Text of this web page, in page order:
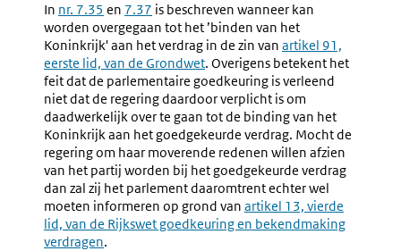
Uitdrukking
Brengen
Van
De
Instemming
Door
Een
Verdrag
Gebonden
Te
Worden
(nr.
7.39)
In nr. 7.35 en 7.37 is beschreven wanneer kan
worden overgegaan tot het ’binden van het
Koninkrijk' aan het verdrag in de zin van Externe
link:
artikel 91,
eerste lid, van de Grondwet. Overigens betekent het
feit dat de parlementaire goedkeuring is verleend
niet dat de regering daardoor verplicht is om
daadwerkelijk over te gaan tot de binding van het
Koninkrijk aan het goedgekeurde verdrag. Mocht de
regering om haar moverende redenen willen afzien
van het partij worden bij het goedgekeurde verdrag
dan zal zij het parlement daaromtrent echter wel
moeten informeren op grond van Externe
link:
artikel 13, vierde
lid, van de Rijkswet goedkeuring en bekendmaking
verdragen.